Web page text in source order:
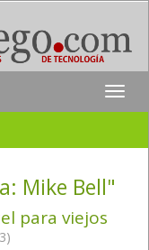
Toggle
Mike Bell"
para viejos